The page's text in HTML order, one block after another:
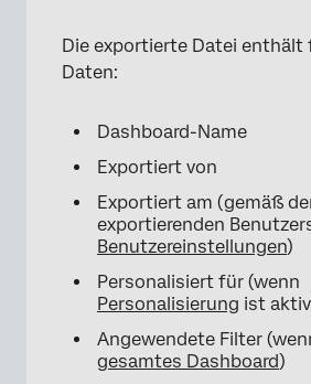
Die exportierte Datei enthält
Daten:
Dashboard-Name
Exportiert von
Exportiert am (gemäß
exportierenden
Benutzereinstellungen)
Personalisiert für (wenn
Personalisierung ist
Angewendete Filter
gesamtes Dashboard)